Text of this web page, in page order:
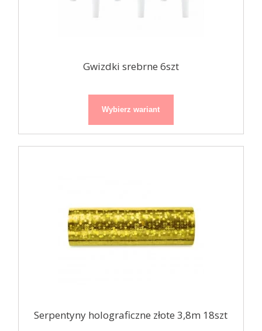
Gwizdki srebrne 6szt
Wybierz wariant
Serpentyny holograficzne złote 3,8m 18szt